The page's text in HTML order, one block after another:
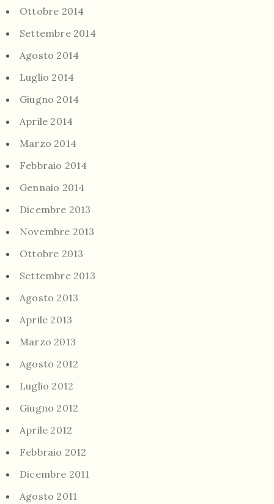
Ottobre 2014
Settembre 2014
Agosto 2014
Luglio 2014
Giugno 2014
Aprile 2014
Marzo 2014
Febbraio 2014
Gennaio 2014
Dicembre 2013
Novembre 2013
Ottobre 2013
Settembre 2013
Agosto 2013
Aprile 2013
Marzo 2013
Agosto 2012
Luglio 2012
Giugno 2012
Aprile 2012
Febbraio 2012
Dicembre 2011
Agosto 2011